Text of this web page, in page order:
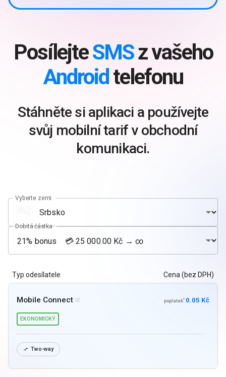
PosílejteSMSz vašeho
Android telefonu
Stáhněte si aplikaci a používejte
svůj mobilní tarif v obchodní
komunikaci.
Vyberte zemi
Dobitá částka
Typ odesílatele Cena (bez DPH)
Mobile Connect  poplatek* 0.05 Kč
EKONOMICKÝ
 Two-way